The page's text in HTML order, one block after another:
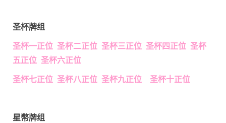
圣杯牌组
圣杯一正位 圣杯二正位 圣杯三正位 圣杯四正位 圣杯
五正位 圣杯六正位
圣杯七正位 圣杯八正位 圣杯九正位 圣杯十正位
星幣牌组